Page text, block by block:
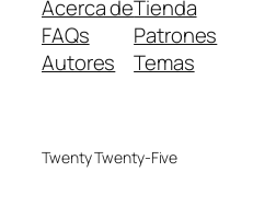
Acerca de
FAQs
Autores
Tienda
Patrones
Temas
Twenty Twenty-Five